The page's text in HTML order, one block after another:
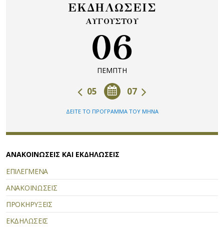
ΕΚΔΗΛΩΣΕΙΣ
ΑΥΓΟΥΣΤΟΥ
06
ΠΕΜΠΤΗ
07
05
ΔΕΙΤΕ ΤΟ ΠΡΟΓΡΑΜΜΑ ΤΟΥ ΜΗΝΑ
ΑΝΑΚΟΙΝΩΣΕΙΣ ΚΑΙ ΕΚΔΗΛΩΣΕΙΣ
ΕΠΙΛΕΓΜΕΝΑ
ΑΝΑΚΟΙΝΩΣΕΙΣ
ΠΡΟΚΗΡΥΞΕΙΣ
ΕΚΔΗΛΩΣΕΙΣ